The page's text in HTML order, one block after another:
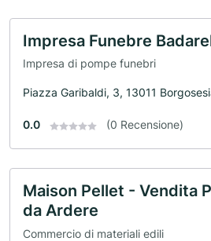
Impresa Funebre
Impresa di pompe funebri
Piazza Garibaldi, 3, 13011
0.0 (0 Recensione)
Maison Pellet - Vendita
da Ardere
Commercio di materiali edili